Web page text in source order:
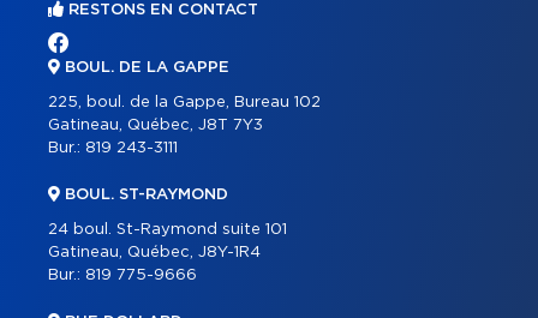
RESTONS EN CONTACT
BOUL. DE LA GAPPE
225, boul. de la Gappe, Bureau 102
Gatineau, Québec, J8T 7Y3
Bur.: 819 243-3111
BOUL. ST-RAYMOND
24 boul. St-Raymond suite 101
Gatineau, Québec, J8Y-1R4
Bur.: 819 775-9666